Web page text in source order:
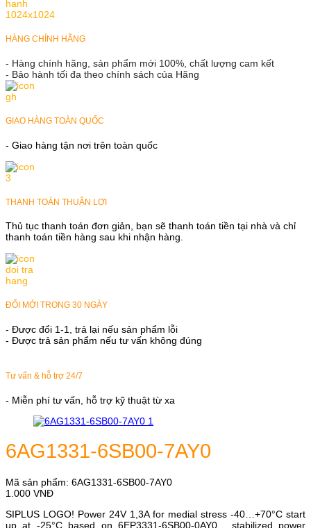
HÀNG CHÍNH HÃNG
- Hàng chính hãng, sản phẩm mới 100%, chất lượng cam kết
- Bảo hành tối đa theo chính sách của Hãng
GIAO HÀNG TOÀN QUỐC
- Giao hàng tận nơi trên toàn quốc
THANH TOÁN THUẬN LỢI
Thủ tục thanh toán đơn giản, bạn sẽ thanh toán tiền tại nhà và chỉ
thanh toán tiền hàng sau khi nhận hàng.
ĐỔI MỚI TRONG 30 NGÀY
- Được đổi 1-1, trả lại nếu sản phẩm lỗi
- Được trả sản phẩm nếu tư vấn không đúng
Tư vấn & hỗ trợ 24/7
- Miễn phí tư vấn, hỗ trợ kỹ thuật từ xa
6AG1331-6SB00-7AY0
Mã sản phẩm: 6AG1331-6SB00-7AY0
1.000 VNĐ
SIPLUS LOGO! Power 24V 1,3A for medial stress -40…+70°C start
up at -25°C based on 6EP3331-6SB00-0AY0 . stabilized power